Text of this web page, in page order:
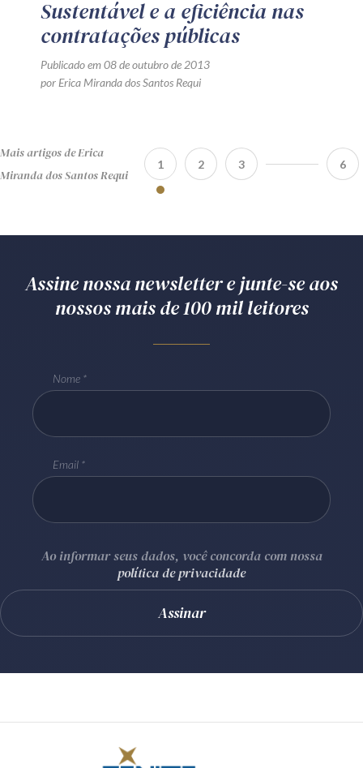
Sustentável e a eficiência nas
contratações públicas
Publicado em 08 de outubro de 2013
por Erica Miranda dos Santos Requi
Mais artigos de Erica
Miranda dos Santos Requi
1 2 3 6
Assine nossa newsletter e junte-se aos
nossos mais de 100 mil leitores
Nome
Email
Ao informar seus dados, você concorda com nossa
política de privacidade